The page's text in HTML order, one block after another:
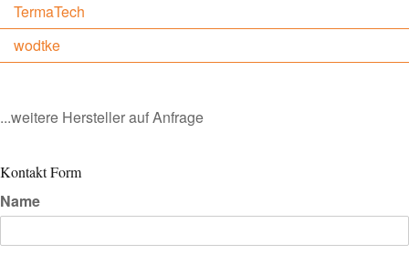
TermaTech
wodtke
...weitere Hersteller auf Anfrage
Kontakt Form
Name